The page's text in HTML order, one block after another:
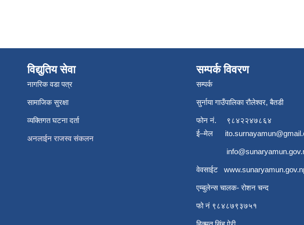
विद्युतिय सेवा
नागरिक वडा पत्र
सामाजिक सुरक्षा
व्यक्तिगत घटना दर्ता
अनलाईन राजस्व संकलन
सम्पर्क विवरण
सम्पर्क
सुर्नाया गाउँपालिका रौलेश्वर, बैतडी
फोन नं.
९८४२२४७८६४
ई–मेल
वेवसाईट www.
एम्बुलेन्स चालक- रोशन चन्द
फो नं ९८४८७९३७५१